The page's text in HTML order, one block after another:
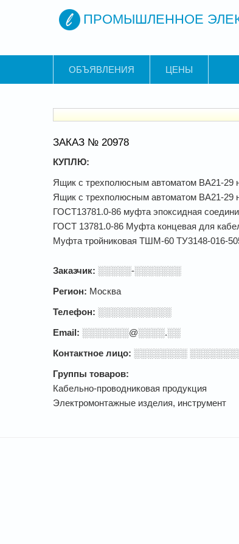
ПРОМЫШЛЕННОЕ
ОБЪЯВЛЕНИЯ ЦЕНЫ
ЗАКАЗ № 20978
КУПЛЮ:
Ящик с трехполюсным автоматом ВА21-
Ящик с трехполюсным автоматом ВА21-
ГОСТ13781.0-86 муфта эпоксидная
ГОСТ 13781.0-86 Муфта концевая для
Муфта тройниковая ТШМ-60 ТУ3148-016-
Заказчик: ░░░░░-░░░░░░░
Регион: Москва
Телефон: ░░░░░░░░░░░
Email: ░░░░░░░@░░░░.░░
Контактное лицо: ░░░░░░░░
Группы товаров:
Кабельно-проводниковая продукция
Электромонтажные изделия, инструмент